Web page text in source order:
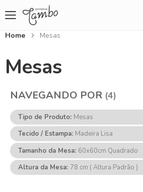
Home Mesas
Mesas
NAVEGANDO POR
Tipo de Produto Mesas
Tecido / Estampa Madeira Lisa
Tamanho da Mesa 60x60cm Quadrado
Altura da Mesa 78 cm ( Altura Padrão )